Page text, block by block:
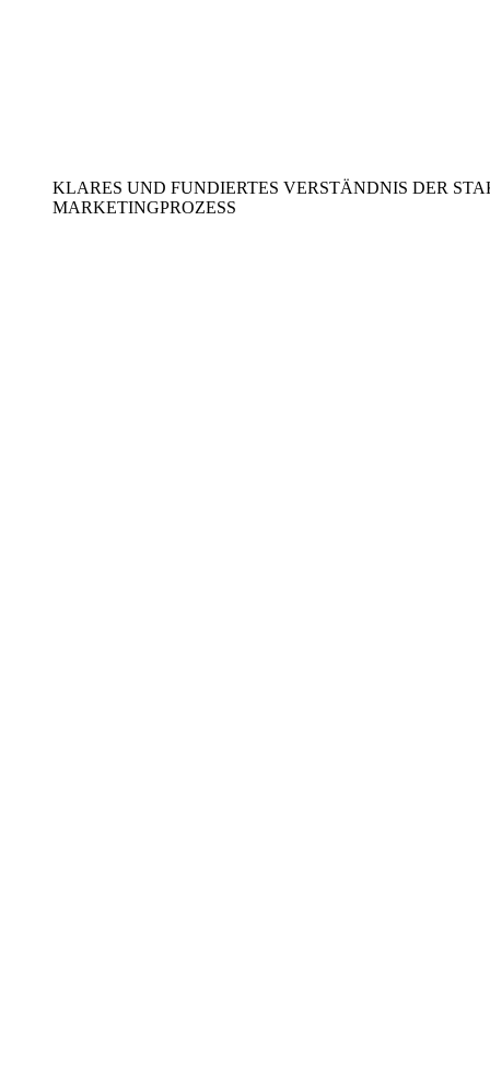
KLARES UND FUNDIERTES VERSTÄNDNIS DER
MARKETINGPROZESS